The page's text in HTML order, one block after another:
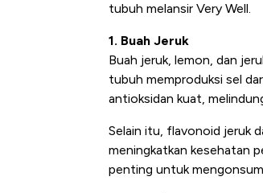
tubuh melansir Very Well.
1. Buah Jeruk
Buah jeruk, lemon, dan
tubuh memproduksi sel
antioksidan kuat,
Selain itu, flavonoid jeruk
meningkatkan kesehatan
penting untuk